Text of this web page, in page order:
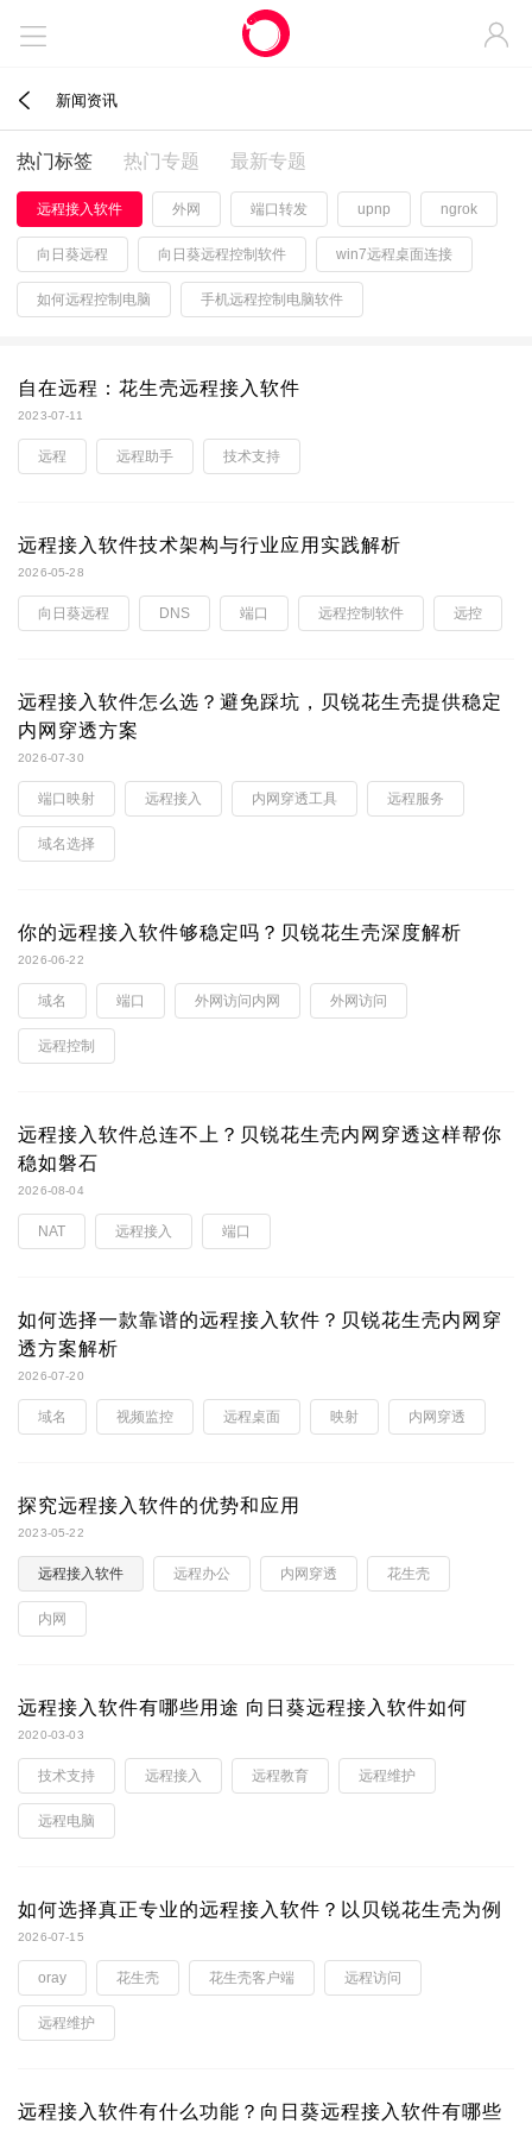
 
 新闻资讯
热门标签 热门专题 最新专题
远程接入软件 外网 端口转发 upnp ngrok
向日葵远程 向日葵远程控制软件 win7远程桌面连接
如何远程控制电脑 手机远程控制电脑软件
自在远程：花生壳远程接入软件
2023-07-11
远程 远程助手 技术支持
远程接入软件技术架构与行业应用实践解析
2026-05-28
向日葵远程 DNS 端口 远程控制软件 远控
远程接入软件怎么选？避免踩坑，贝锐花生壳提供稳定
内网穿透方案
2026-07-30
端口映射 远程接入 内网穿透工具 远程服务
域名选择
你的远程接入软件够稳定吗？贝锐花生壳深度解析
2026-06-22
域名 端口 外网访问内网 外网访问
远程控制
远程接入软件总连不上？贝锐花生壳内网穿透这样帮你
稳如磐石
2026-08-04
NAT 远程接入 端口
如何选择一款靠谱的远程接入软件？贝锐花生壳内网穿
透方案解析
2026-07-20
域名 视频监控 远程桌面 映射 内网穿透
探究远程接入软件的优势和应用
2023-05-22
远程接入软件 远程办公 内网穿透 花生壳
内网
远程接入软件有哪些用途 向日葵远程接入软件如何
2020-03-03
技术支持 远程接入 远程教育 远程维护
远程电脑
如何选择真正专业的远程接入软件？以贝锐花生壳为例
2026-07-15
oray 花生壳 花生壳客户端 远程访问
远程维护
远程接入软件有什么功能？向日葵远程接入软件有哪些